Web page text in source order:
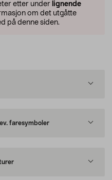
etter under lignende
om det utgåtte
på denne siden.
faresymboler